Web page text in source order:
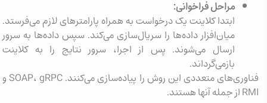
مراحل فراخوانی:
ابتدا کلاینت یک درخواست به همراه پارامترهای لازم می‌فرستد.
میان‌افزار داده‌ها را سریال‌سازی می‌کند. سپس داده‌ها به سرور
ارسال می‌شوند. پس از اجرا، سرور نتایج را به کلاینت
بازمی‌گرداند.
فناوری‌های متعددی این روش را پیاده‌سازی می‌کنند. SOAP، gRPC و
RMI از جمله آنها هستند.